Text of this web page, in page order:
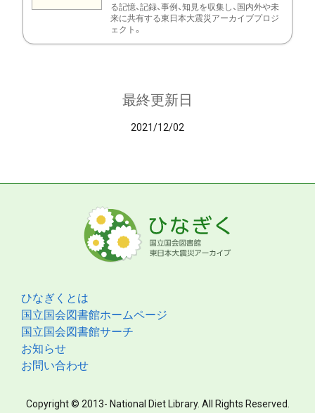
る記憶、記録、事例、知見を収集し、国内外や未
来に共有する東日本大震災アーカイブプロジ
ェクト。
最終更新日
2021/12/02
ひなぎくとは
国立国会図書館ホームページ
国立国会図書館サーチ
お知らせ
お問い合わせ
Copyright © 2013- National Diet Library. All Rights Reserved.